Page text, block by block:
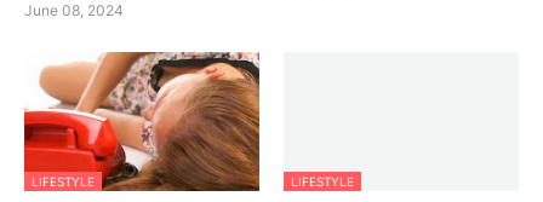
June 08, 2024
LIFESTYLE LIFESTYLE